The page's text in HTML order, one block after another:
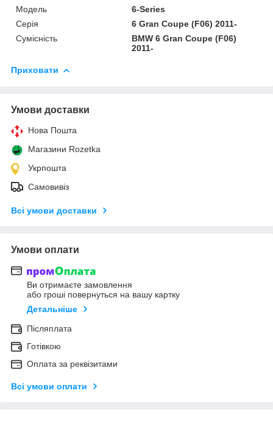
Мoдель
6-Series
Серія
6 Gran Coupe (F06) 2011-
Сумісність
BMW 6 Gran Coupe (F06)
2011-
Приховати
Умови доставки
Нова Пошта
Магазини Rozetka
Укрпошта
Самовивіз
Всі умови доставки
Умови оплати
Ви отримаєте замовлення
або гроші повернуться на вашу картку
Детальніше
Післяплата
Готівкою
Оплата за реквізитами
Всі умови оплати